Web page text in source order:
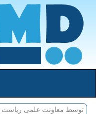
توسط معاونت علمی ریاست